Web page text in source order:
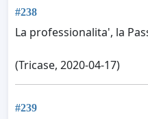
#238
La professionalita', la
(Tricase, 2020-04-17)
#239